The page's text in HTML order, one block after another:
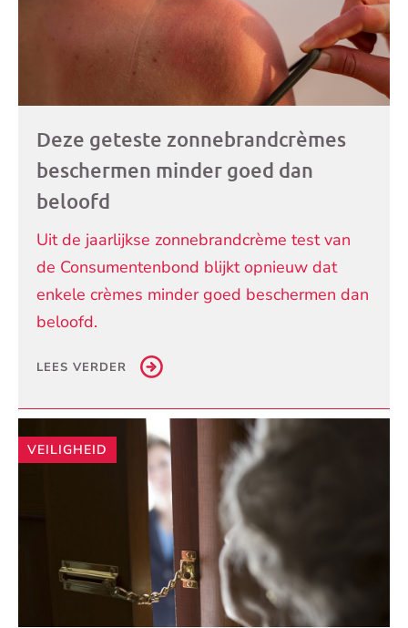
Deze geteste zonnebrandcrèmes
beschermen minder goed dan
beloofd
Uit de jaarlijkse zonnebrandcrème test van
de Consumentenbond blijkt opnieuw dat
enkele crèmes minder goed beschermen dan
beloofd.
LEES VERDER
VEILIGHEID